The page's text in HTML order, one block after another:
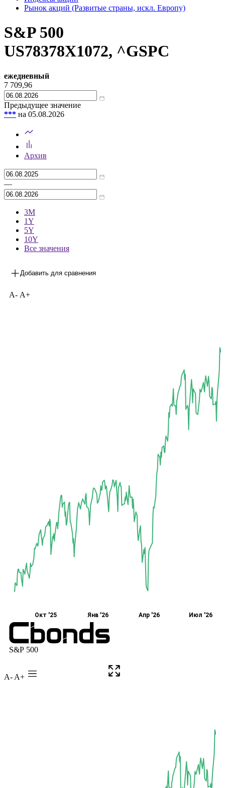
Рынок акций (Развитые страны, искл. Европу)
S&P 500
US78378X1072, ^GSPC
ежедневный
7 709,96
Предыдущее значение
*** на 05.08.2026
Архив
—
3М
1Y
5Y
10Y
Все значения
Добавить для сравнения
A- A+